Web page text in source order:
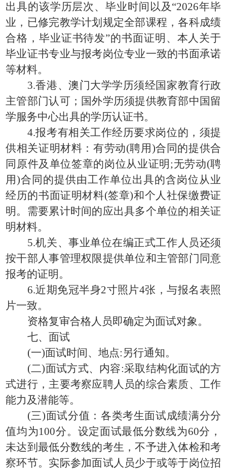
出具的该学历层次、毕业时间以及“2026年毕
业，已修完教学计划规定全部课程，各科成绩
合格，毕业证书待发”的书面证明、本人关于
毕业证书专业与报考岗位专业一致的书面承诺
等材料。
3.香港、澳门大学学历须经国家教育行政
主管部门认可；国外学历须提供教育部中国留
学服务中心出具的学历认证书。
4.报考有相关工作经历要求岗位的，须提
供相关证明材料：有劳动(聘用)合同的提供合
同原件及单位签章的岗位从业证明;无劳动(聘
用)合同的提供由工作单位出具的含岗位从业
经历的书面证明材料(签章)和个人社保缴费证
明。需要累计时间的应出具多个单位的相关证
明材料。
5.机关、事业单位在编正式工作人员还须
按干部人事管理权限提供单位和主管部门同意
报考的证明。
6.近期免冠半身2寸照片4张，与报名表照
片一致。
资格复审合格人员即确定为面试对象。
七、面试
(一)面试时间、地点:另行通知。
(二)面试方式、内容:采取结构化面试的方
式进行，主要考察应聘人员的综合素质、工作
能力及潜能等。
(三)面试分值：各类考生面试成绩满分分
值均为100分。设定面试最低分数线为60分，
未达到最低分数线的考生，不予进入体检和考
察环节。实际参加面试人员少于或等于岗位招